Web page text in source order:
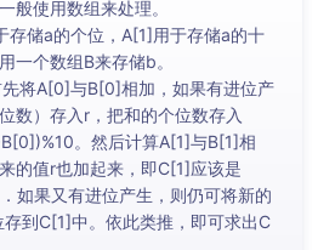
般使用数组来处理。
存储a的个位，A[1]用于存储a的十
一个数组B来存储b。
将A[0]与B[0]相加，如果有进位产
数）存入r，把和的个位数存入
。然后计算A[1]与B[1]相
的值r也加起来，即C[1]应该是
如果又有进位产生，则仍可将新的
到C[1]中。依此类推，即可求出C